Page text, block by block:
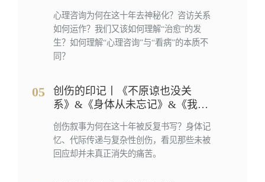
心理咨询为何在这十年去神秘化？咨访关系
如何运作？我们又该如何理解“治愈”的发
生？如何理解“心理咨询”与“看病”的本质不
同？
05
创伤的印记丨《不原谅也没关
系》&《身体从未忘记》&《我的
创伤叙事为何在这十年被反复书写？身体记
忆、代际传递与复杂性创伤，看见那些未被
回应却并未真正消失的痛苦。